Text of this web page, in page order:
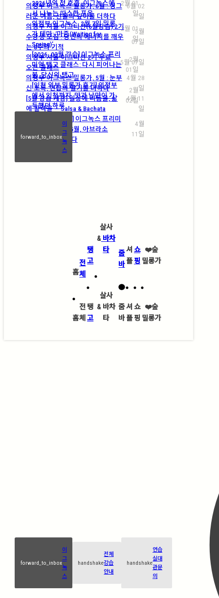
2026년의 첫 호흡, 이그녹스에
서 나누는 따스한 포옹
2월 01
일
의정부 이그녹스, 2월 7일 밀롱
가 테마: ‘마중(Waiting for
Spring)’
2월 01
일
[2026. 03월 강습] 이그녹스 프리
미엄 탱고 클래스: 다시 피어나는
봄, 당신의 탱고
2월
01일
[인천 외부 밀롱가 후기] 의정부
에서 인천까지, 맛과 낭만이 가
득했던 하루
2월
02일
의정부 이그녹스 밀롱가, 6월 : 싱그
러운 여름, 선율의 깊이를 더하다
6월 02
일
의정부 셔플 이그니션(6월강습) 2기
수강생 모집 : 당신의 에너지를 깨우
는 8주의 기적
5월
07일
의정부 셔플 이그니션 2기 무료
오픈 클래스
5월 07일
의정부 이그녹스 밀롱가, 5월 : 눈부
신 초록, 연합의 열기를 더하다
4월 28
일
[5월 강습 개강] 일상에 리듬을, 삶
에 활력을 — Salsa & Bachata
4월 11
일
[2026. 05월 강습] 이그녹스 프리미
엄 탱고 클래스: 5월, 아브라소
(Abrazo)에 물들다
4월
11일
forward_to_inbox
이
그
녹
스
홈
홈
전
체
전
체
탱
고
탱
고
살사
&바차
타
살사
&바차
타
줌
바
줌
바
셔
플
셔
플
쇼
핑
쇼
핑
❤️숲
밀롱가
❤️숲
밀롱가
forward_to_inbox
이
그
녹
스
handshake
전체
강습
안내
handshake
연습
실대
관문
의